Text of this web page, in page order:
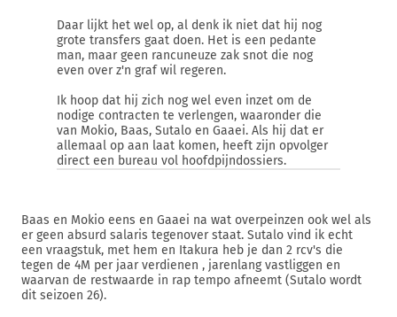
Daar lijkt het wel op, al denk ik niet dat hij nog
grote transfers gaat doen. Het is een pedante
man, maar geen rancuneuze zak snot die nog
even over z'n graf wil regeren.
Ik hoop dat hij zich nog wel even inzet om de
nodige contracten te verlengen, waaronder die
van Mokio, Baas, Sutalo en Gaaei. Als hij dat er
allemaal op aan laat komen, heeft zijn opvolger
direct een bureau vol hoofdpijndossiers.
Baas en Mokio eens en Gaaei na wat overpeinzen ook wel als
er geen absurd salaris tegenover staat. Sutalo vind ik echt
een vraagstuk, met hem en Itakura heb je dan 2 rcv's die
tegen de 4M per jaar verdienen , jarenlang vastliggen en
waarvan de restwaarde in rap tempo afneemt (Sutalo wordt
dit seizoen 26).